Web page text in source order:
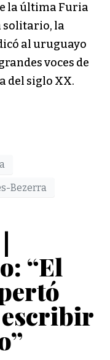
la última Furia
solitario, la
al uruguayo
voces de
del siglo XX.
Bezerra
“El
escribir